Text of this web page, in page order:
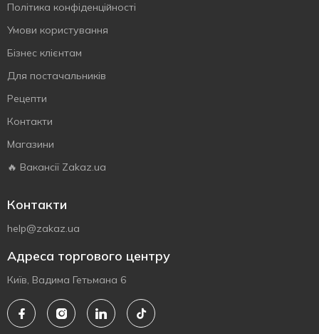
Політика конфіденційності
Умови користування
Бізнес клієнтам
Для постачальників
Рецепти
Контакти
Магазини
🔥 Вакансії Zakaz.ua
Контакти
help@zakaz.ua
Адреса торгового центру
Київ, Вадима Гетьмана 6